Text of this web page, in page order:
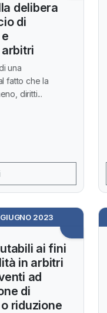
delibera
di
una
fatto che la
diritti...
2023
ai fini
in arbitri
ad
di
riduzione